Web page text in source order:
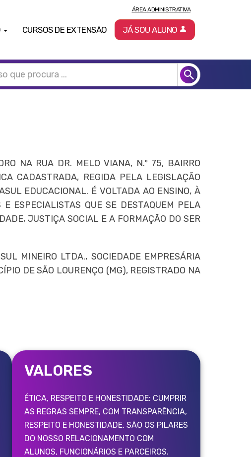
CURSOS DE EXTENSÃO
ÁREA ADMINISTRATIVA
JÁ SOU ALUNO
NA RUA DR. MELO VIANA, N.º 75, BAIRRO
CADASTRADA, REGIDA PELA LEGISLAÇÃO
EDUCACIONAL. É VOLTADA AO ENSINO, À
ESPECIALISTAS QUE SE DESTAQUEM PELA
JUSTIÇA SOCIAL E A FORMAÇÃO DO SER
MINEIRO LTDA., SOCIEDADE EMPRESÁRIA
DE SÃO LOURENÇO (MG), REGISTRADO NA
VALORES
ÉTICA, RESPEITO E HONESTIDADE: CUMPRIR
AS REGRAS SEMPRE, COM TRANSPARÊNCIA,
RESPEITO E HONESTIDADE, SÃO OS PILARES
DO NOSSO RELACIONAMENTO COM
ALUNOS, FUNCIONÁRIOS E PARCEIROS.